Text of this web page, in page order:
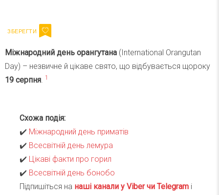
Міжнародний день орангутана (International Orangutan
Day) – незвичне й цікаве свято, що відбувається щороку
19 серпня. 1
Схожа подія:
✔️ Міжнародний день приматів
✔️ Всесвітній день лемура
✔️ Цікаві факти про горил
✔️ Всесвітній день бонобо
Підпишіться на наші канали у Viber чи Telegram і